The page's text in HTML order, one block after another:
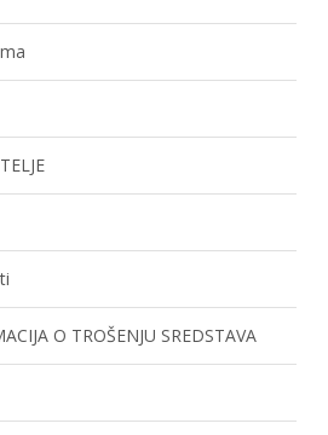
O TROŠENJU SREDSTAVA